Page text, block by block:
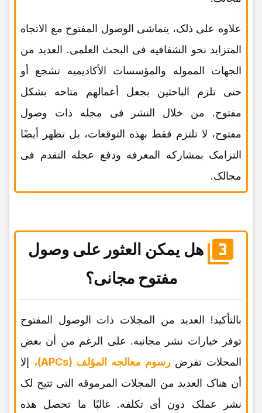
علاوه على ذلک، یتماشى الوصول المفتوح مع الاتجاه
المتزاید نحو الشفافیه فی البحث العلمی. العدید من
الجهات المموله والمؤسسات الأکادیمیه تشجع أو
حتى تلزم الباحثین بجعل أعمالهم متاحه بشکل
مفتوح. من خلال النشر فی مجله ذات وصول
مفتوح، لا تلتزم فقط بهذه التوقعات، بل تظهر أیضًا
التزامک بمشارکه المعرفه ودفع عجله التقدم فی
مجالک.
هل یمکن العثور على وصول
مفتوح مجانی؟
بالتأکید! العدید من المجلات ذات الوصول المفتوح
توفر خیارات نشر مجانیه. على الرغم من أن بعض
المجلات تفرضرسوم معالجه المؤلف (APCs)،
إلا
أن هناک العدید من المجلات المرموقه التی تتیح لک
نشر عملک دون أی تکلفه. غالبًا ما تحصل هذه